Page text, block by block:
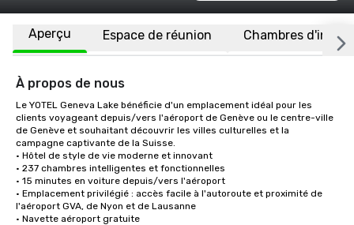
Aperçu Espace de réunion Chambres
À propos de nous
Le YOTEL Geneva Lake bénéficie d'un emplacement idéal pour les
clients voyageant depuis/vers l'aéroport de Genève ou le centre-ville
de Genève et souhaitant découvrir les villes culturelles et la
campagne captivante de la Suisse.
• Hôtel de style de vie moderne et innovant
• 237 chambres intelligentes et fonctionnelles
• 15 minutes en voiture depuis/vers l'aéroport
• Emplacement privilégié : accès facile à l'autoroute et proximité de
l'aéroport GVA, de Nyon et de Lausanne
• Navette aéroport gratuite